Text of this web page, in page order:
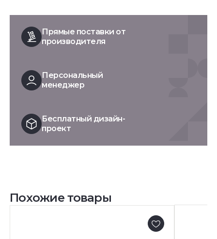
Прямые поставки от
производителя
Персональный
менеджер
Бесплатный дизайн-
проект
Похожие товары